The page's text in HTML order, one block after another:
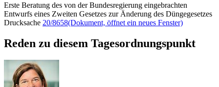
Erste Beratung des von der Bundesregierung eingebrachten
Entwurfs eines Zweiten Gesetzes zur Änderung des Düngegesetzes
Drucksache 20/8658(Dokument, öffnet ein neues Fenster)
Reden zu diesem Tagesordnungspunkt